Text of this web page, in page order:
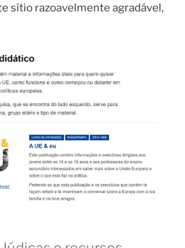
sítio razoavelmente agradável,